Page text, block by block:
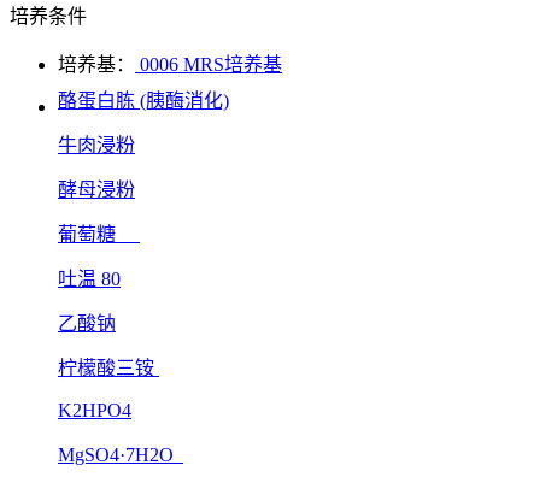
培养条件
培养基：
0006 MRS培养基
酪蛋白胨 (胰酶消化)
牛肉浸粉
酵母浸粉
葡萄糖
吐温 80
乙酸钠
柠檬酸三铵
K2HPO4
MgSO4·7H2O